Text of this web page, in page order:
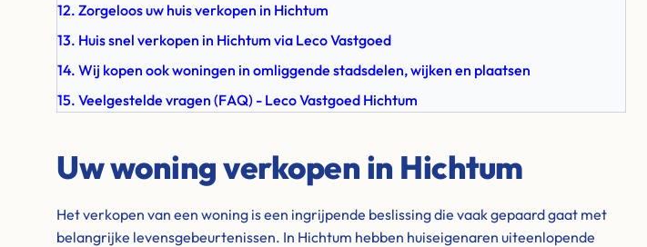
12. Zorgeloos uw huis verkopen in Hichtum
13. Huis snel verkopen in Hichtum via Leco Vastgoed
14. Wij kopen ook woningen in omliggende stadsdelen, wijken en plaatsen
15. Veelgestelde vragen (FAQ) - Leco Vastgoed Hichtum
Uw woning verkopen in Hichtum
Het verkopen van een woning is een ingrijpende beslissing die vaak gepaard gaat met
belangrijke levensgebeurtenissen. In Hichtum hebben huiseigenaren uiteenlopende